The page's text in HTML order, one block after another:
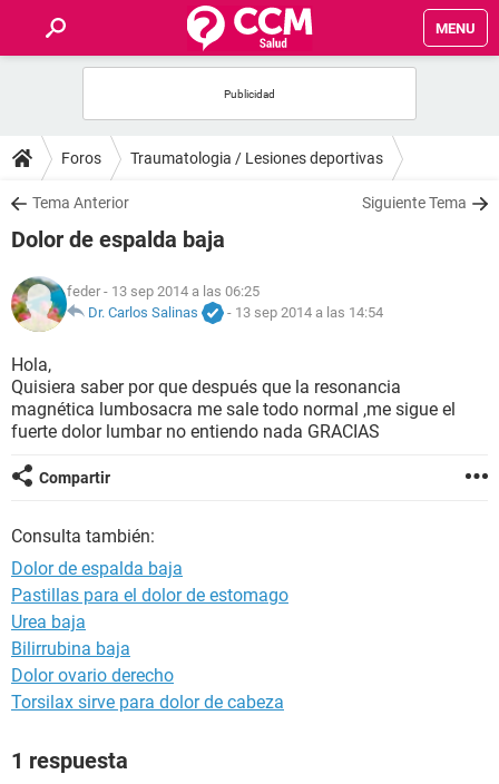
MENU
FOROS
SALUD
NUTRICIÓN
BIENESTAR
SEXUALIDAD
GLOSARIO
Foros Traumatologia / Lesiones deportivas
Tema Anterior Siguiente Tema
Dolor de espalda baja
feder - 13 sep 2014 a las 06:25
Dr. Carlos Salinas
- 13 sep 2014 a las 14:54
Hola,
Quisiera saber por que después que la resonancia
magnética lumbosacra me sale todo normal ,me sigue el
fuerte dolor lumbar no entiendo nada GRACIAS
Compartir
Consulta también:
Dolor de espalda baja
Pastillas para el dolor de estomago
Urea baja
Bilirrubina baja
Dolor ovario derecho
Torsilax sirve para dolor de cabeza
1 respuesta